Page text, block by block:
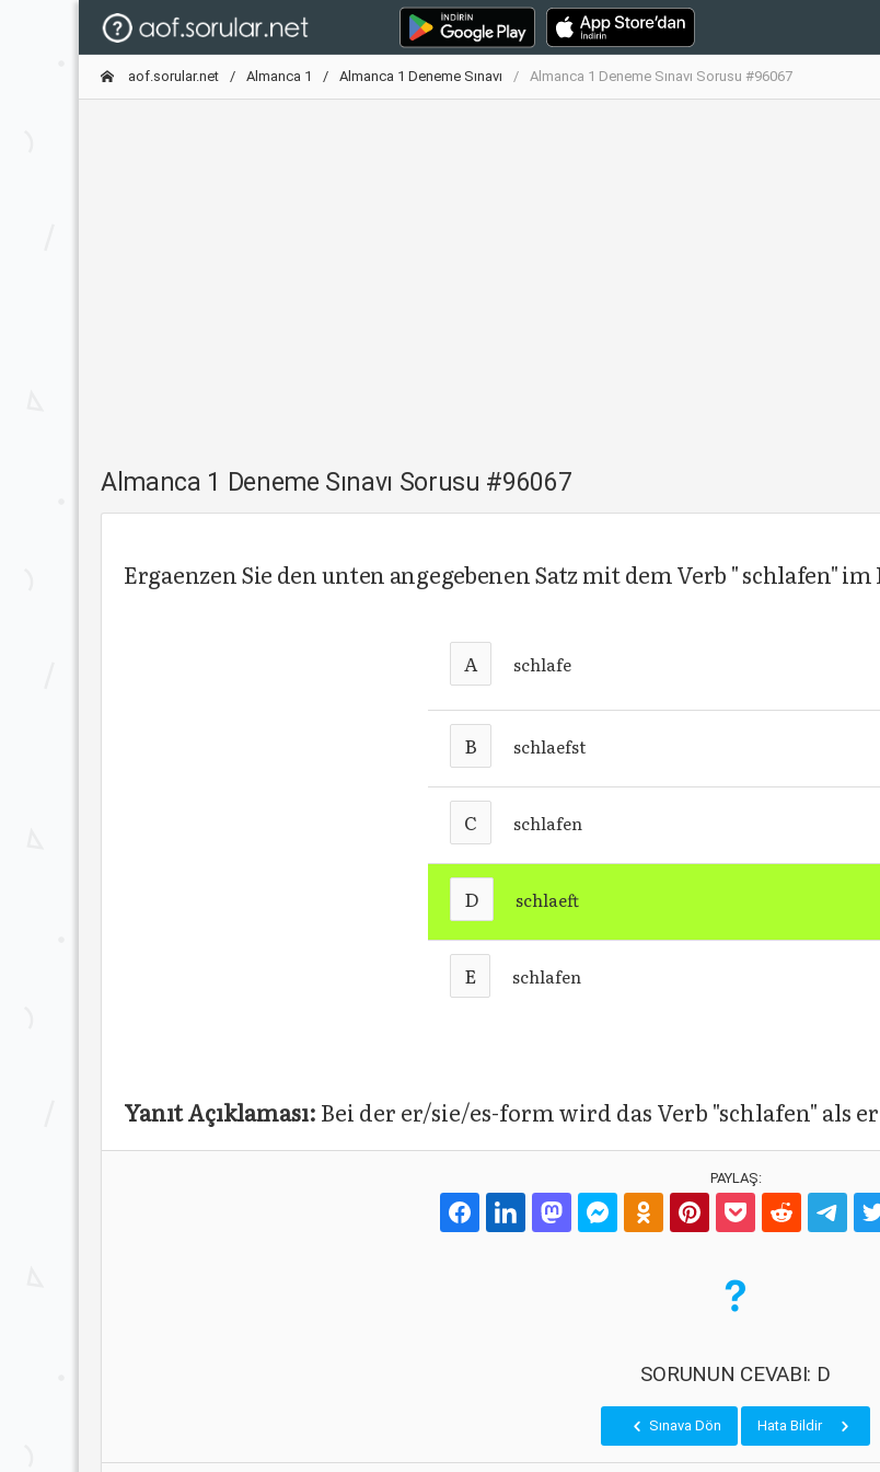
aof.sorular.net Almanca 1 Almanca 1 Deneme Sınavı Almanca 1 Deneme Sınavı Sorusu #96067
Almanca 1 Deneme Sınavı Sorusu #96067
Ergaenzen Sie den unten angegebenen Satz mit dem Verb " schlafen"
A schlafe
B schlaefst
C schlafen
D schlaeft
E schlafen
Yanıt Açıklaması: Bei der er/sie/es-form wird das Verb "schlafen" als
PAYLAŞ:
SORUNUN CEVABI: D
Sınava Dön Hata Bildir